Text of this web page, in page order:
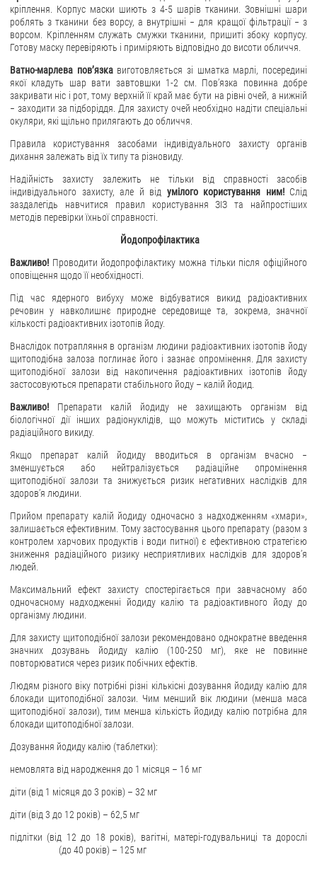
кріплення. Корпус маски шиють з 4-5 шарів тканини. Зовнішні шари
роблять з тканини без ворсу, а внутрішні − для кращої фільтрації − з
ворсом. Кріпленням служать смужки тканини, пришиті збоку корпусу.
Готову маску перевіряють і приміряють відповідно до висоти обличчя.
Ватно-марлева пов’язкавиготовляється зі шматка марлі, посередині
якої кладуть шар вати завтовшки 1-2 см. Пов’язка повинна добре
закривати ніс і рот, тому верхній її край має бути на рівні очей, а нижній
− заходити за підборіддя. Для захисту очей необхідно надіти спеціальні
окуляри, які щільно прилягають до обличчя.
Правила користування засобами індивідуального захисту органів
дихання залежать від їх типу та різновиду.
Надійність захисту залежить не тільки від справності засобів
індивідуального захисту, але й від умілого користування ним! Слід
заздалегідь навчитися правил користування ЗІЗ та найпростіших
методів перевірки їхньої справності.
Йодопрофілактика
Важливо! Проводити йодопрофілактику можна тільки після офіційного
оповіщення щодо її необхідності.
Під час ядерного вибуху може відбуватися викид радіоактивних
речовин у навколишнє природне середовище та, зокрема, значної
кількості радіоактивних ізотопів йоду.
Внаслідок потрапляння в організм людини радіоактивних ізотопів йоду
щитоподібна залоза поглинає його і зазнає опромінення. Для захисту
щитоподібної залози від накопичення радіоактивних ізотопів йоду
застосовуються препарати стабільного йоду – калій йодид.
Важливо! Препарати калій йодиду не захищають організм від
біологічної дії інших радіонуклідів, що можуть міститись у складі
радіаційного викиду.
Якщо препарат калій йодиду вводиться в організм вчасно −
зменшується або нейтралізується радіаційне опромінення
щитоподібної залози та знижується ризик негативних наслідків для
здоров’я людини.
Прийом препарату калій йодиду одночасно з надходженням «хмари»,
залишається ефективним. Тому застосування цього препарату (разом з
контролем харчових продуктів і води питної) є ефективною стратегією
зниження радіаційного ризику несприятливих наслідків для здоров’я
людей.
Максимальний ефект захисту спостерігається при завчасному або
одночасному надходженні йодиду калію та радіоактивного йоду до
організму людини.
Для захисту щитоподібної залози рекомендовано однократне введення
значних дозувань йодиду калію (100-250 мг), яке не повинне
повторюватися через ризик побічних ефектів.
Людям різного віку потрібні різні кількісні дозування йодиду калію для
блокади щитоподібної залози. Чим менший вік людини (менша маса
щитоподібної залози), тим менша кількість йодиду калію потрібна для
блокади щитоподібної залози.
Дозування йодиду калію (таблетки):
немовлята від народження до 1 місяця – 16 мг
діти (від 1 місяця до 3 років) – 32 мг
діти (від 3 до 12 років) – 62,5 мг
підлітки (від 12 до 18 років), вагітні, матері-годувальниці та дорослі
(до 40 років) – 125 мг